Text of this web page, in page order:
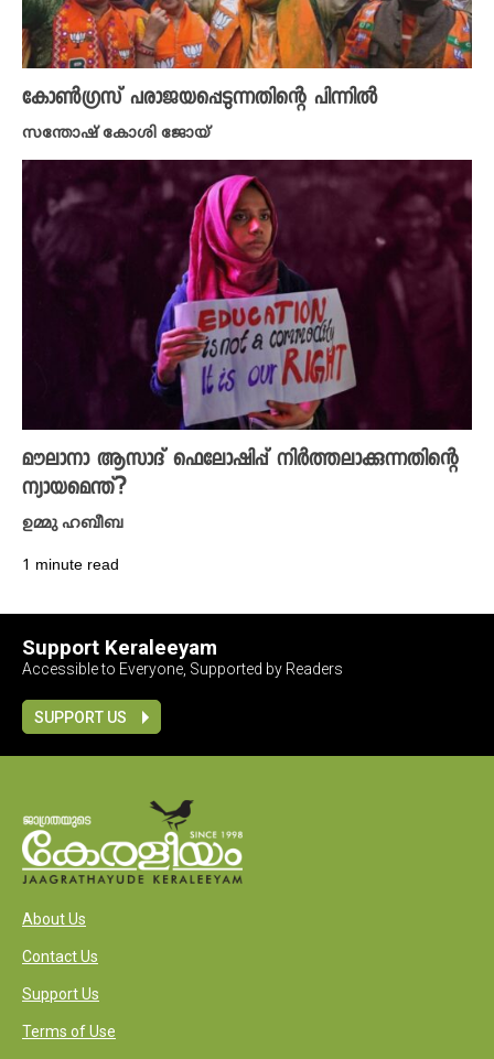
കോൺ​ഗ്രസ് പരാജയപ്പെടുന്നതിന്റെ പിന്നിൽ
സന്തോഷ് കോശി ജോയ്
മൗലാനാ ആസാദ് ഫെലോഷിപ്പ് നിർത്തലാക്കുന്നതിന്റെ
ന്യായമെന്ത്?
ഉമ്മു ഹബീബ
1 minute read
Support Keraleeyam
Accessible to Everyone, Supported by Readers
SUPPORT US
About Us
Contact Us
Support Us
Terms of Use